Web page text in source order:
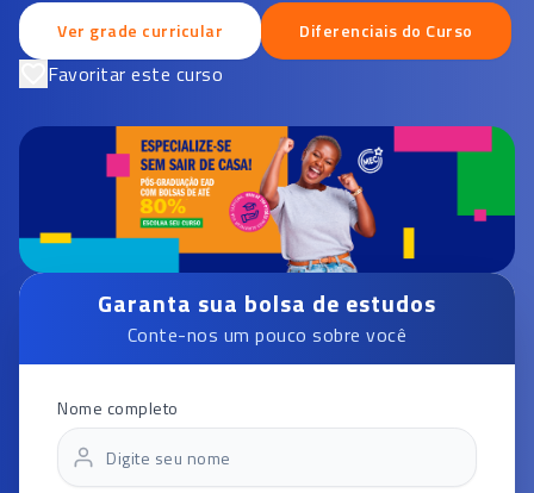
Ver grade curricular Diferenciais do Curso
Favoritar este curso
Garanta sua bolsa de estudos
Conte-nos um pouco sobre você
Nome completo